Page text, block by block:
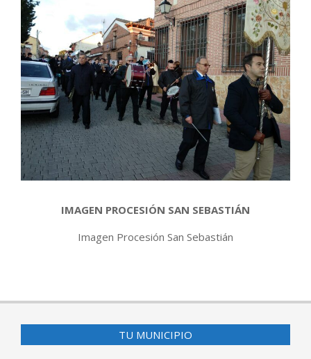
IMAGEN PROCESIÓN SAN SEBASTIÁN
Imagen Procesión San Sebastián
01-
TU MUNICIPIO